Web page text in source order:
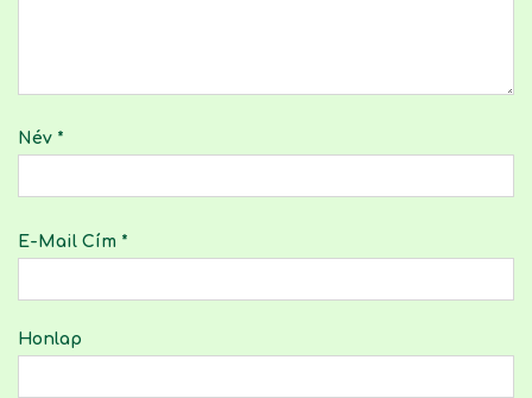
Név *
E-Mail Cím *
Honlap